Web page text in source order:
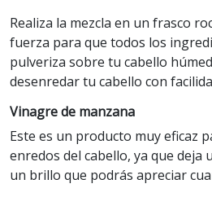
Realiza la mezcla en un frasco
fuerza para que todos los
pulveriza sobre tu cabello
desenredar tu cabello con
Vinagre de manzana
Este es un producto muy eficaz
enredos del cabello, ya que deja
un brillo que podrás apreciar